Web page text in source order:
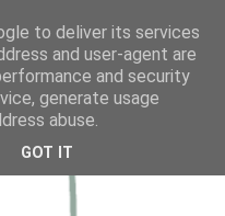
to deliver its services
and user-agent are
and security
generate usage
abuse.
GOT IT